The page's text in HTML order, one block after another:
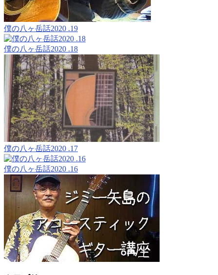
僕の八ヶ岳話2020 .19
僕の八ヶ岳話2020 .18
僕の八ヶ岳話2020 .17
僕の八ヶ岳話2020 .16